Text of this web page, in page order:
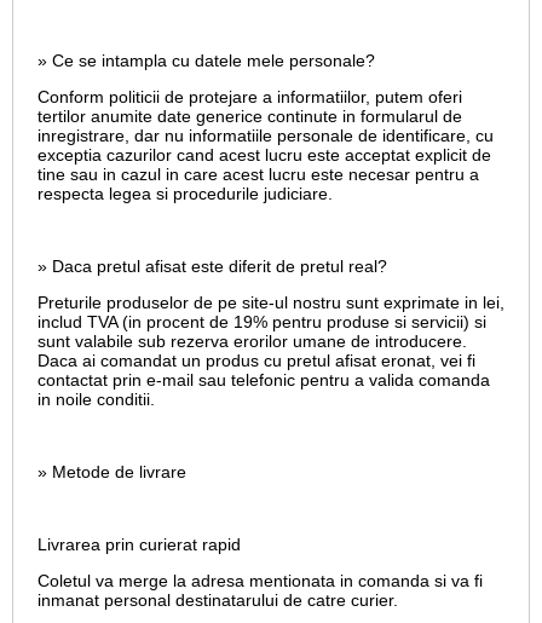
» Ce se intampla cu datele mele personale?
Conform politicii de protejare a informatiilor, putem oferi
tertilor anumite date generice continute in formularul de
inregistrare, dar nu informatiile personale de identificare, cu
exceptia cazurilor cand acest lucru este acceptat explicit de
tine sau in cazul in care acest lucru este necesar pentru a
respecta legea si procedurile judiciare.
» Daca pretul afisat este diferit de pretul real?
Preturile produselor de pe site-ul nostru sunt exprimate in lei,
includ TVA (in procent de 19% pentru produse si servicii) si
sunt valabile sub rezerva erorilor umane de introducere.
Daca ai comandat un produs cu pretul afisat eronat, vei fi
contactat prin e-mail sau telefonic pentru a valida comanda
in noile conditii.
» Metode de livrare
Livrarea prin curierat rapid
Coletul va merge la adresa mentionata in comanda si va fi
inmanat personal destinatarului de catre curier.